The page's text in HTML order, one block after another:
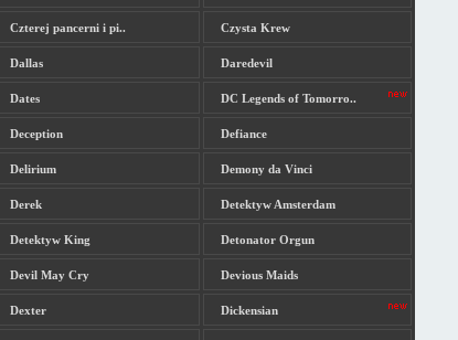
Czterej pancerni i pi.. Czysta Krew
Dallas Daredevil
Dates DC Legends of Tomorro..
Deception Defiance
Delirium Demony da Vinci
Derek Detektyw Amsterdam
Detektyw King Detonator Orgun
Devil May Cry Devious Maids
Dexter Dickensian